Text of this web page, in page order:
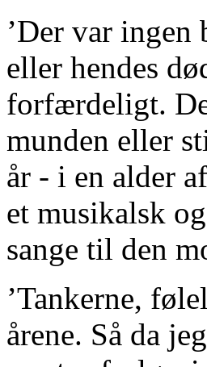
’Der var ingen
eller hendes
forfærdeligt.
munden eller
år - i en alder
et musikalsk
sange til den
’Tankerne,
årene. Så da